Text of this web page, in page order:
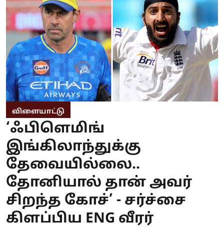
விளையாட்டு
‘ஃபிளெமிங்
இங்கிலாந்துக்கு
தேவையில்லை..
தோனியால் தான் அவர்
சிறந்த கோச்’ - சர்ச்சை
கிளப்பிய ENG வீரர்